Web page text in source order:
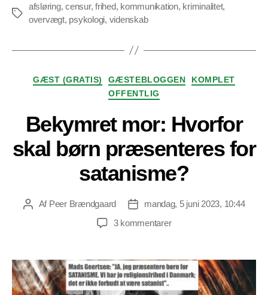
Tags
afsløring,censur,frihed, kommunikation, kriminalitet,
overvægt, psykologi, videnskab
Kategorier
GÆST (GRATIS) GÆSTEBLOGGEN
KOMPLET
OFFENTLIG
Bekymret mor: Hvorfor
skal børn præsenteres for
satanisme?
Indlægsforfatter
Af Peer Brændgaard Indlægsdato
mandag, 5 juni 2023, 10:44
3 kommentarertil
Hvorfor
skal
børn